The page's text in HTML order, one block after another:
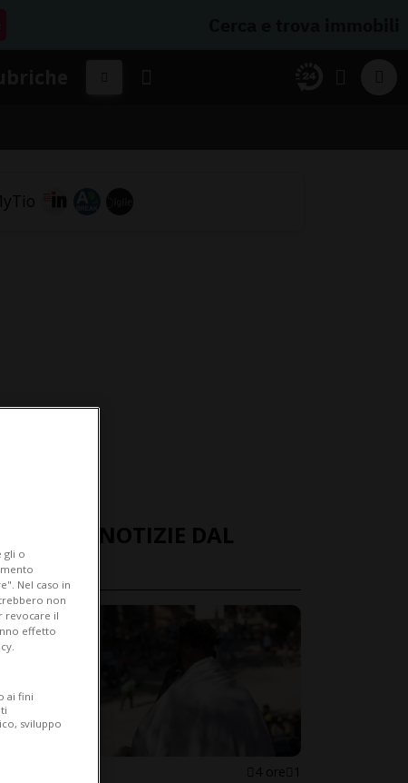
ULTIME NOTIZIE DAL
MONDO
4 ore 1
gli o
Nel caso in
non
revocare il
effetto
ai fini
sviluppo